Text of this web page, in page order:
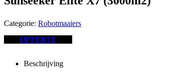
Categorie: Robotmaaiers
OFFERTE
Beschrijving